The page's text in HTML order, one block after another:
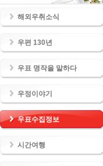
해외우취소식
우편 130년
우표 명작을 말하다
우정이야기
우표수집정보
시간여행